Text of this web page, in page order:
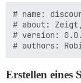
# name:
# about:
# version:
Erstellen eines